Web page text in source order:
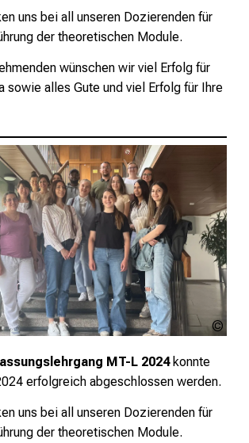
uns bei all unseren Dozierenden für
der theoretischen Module.
wünschen wir viel Erfolg für
sowie alles Gute und viel Erfolg für Ihre
MT-L 2024 konnte
erfolgreich abgeschlossen werden.
uns bei all unseren Dozierenden für
der theoretischen Module.